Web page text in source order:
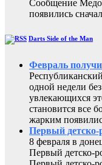
Сообщение
появились
Darts Side of the Man
Февраль
одной недели
увлекающихся
становится все
жарким
Первый детско-
8 февраля в
Первый детско-